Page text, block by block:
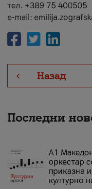
тел. +389 75 400505
e-mail:
Назад
Последни
А1
оркестар
приказна
културно